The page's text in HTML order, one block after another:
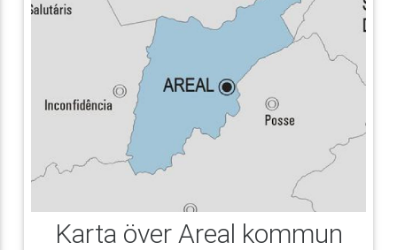
Karta över Areal kommun